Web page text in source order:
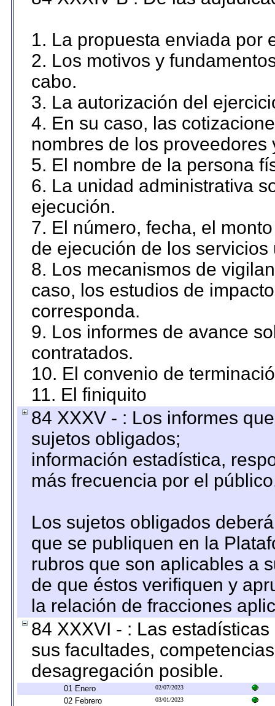
1. La propuesta enviada por
2. Los motivos y
cabo.
3. La autorización del
4. En su caso, las
nombres de los proveedores
5. El nombre de la persona
6. La unidad administrativa
ejecución.
7. El número, fecha, el
de ejecución de los servicios
8. Los mecanismos de
caso, los estudios de
corresponda.
9. Los informes de avance
contratados.
10. El convenio de
11. El finiquito
84 XXXV - : Los informes
sujetos obligados;
información estadística,
más frecuencia por el
Los sujetos obligados
que se publiquen en la
rubros que son aplicables a
de que éstos verifiquen y
la relación de fracciones
84 XXXVI - : Las
sus facultades,
desagregación posible.
01 Enero 02/07/2023
02 Febrero 03/01/2023